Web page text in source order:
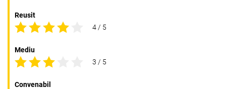
Reusit
4 / 5
Mediu
3 / 5
Convenabil